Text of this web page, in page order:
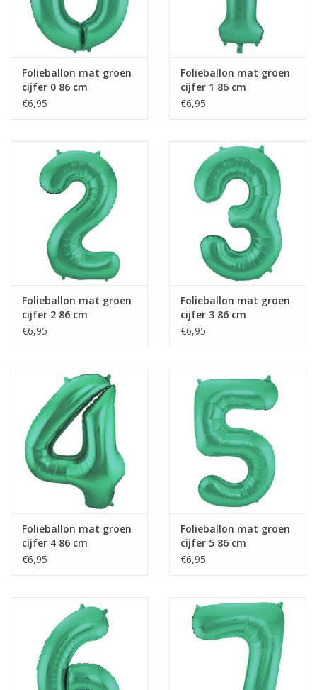
Accessoires
Folieballon mat groen
cijfer 0 86 cm
€6,95
Folieballon mat groen
cijfer 1 86 cm
€6,95
Folieballon mat groen
cijfer 2 86 cm
€6,95
Folieballon mat groen
cijfer 3 86 cm
€6,95
Folieballon mat groen
cijfer 4 86 cm
€6,95
Folieballon mat groen
cijfer 5 86 cm
€6,95